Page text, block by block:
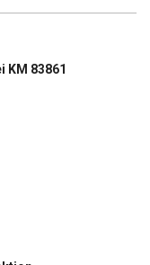
KM 83861